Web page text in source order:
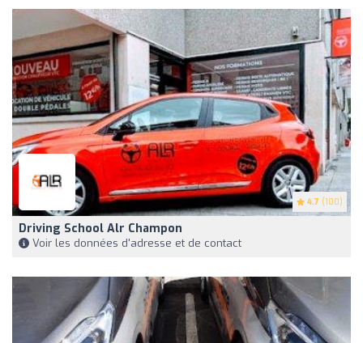
4.7 (100)
Driving School Alr Champon
Voir les données d'adresse et de contact